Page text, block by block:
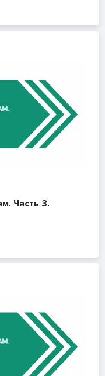
Книги и справочники по грунтам. Часть 3.